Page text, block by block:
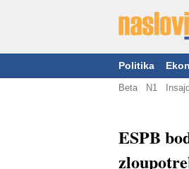
Politika
Beta N1
ESPB